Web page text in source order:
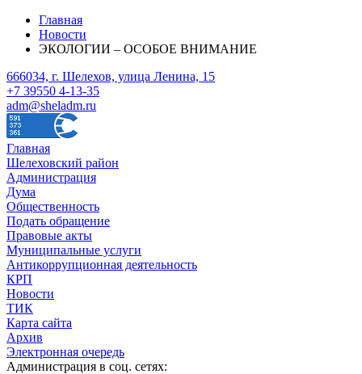
Главная
Новости
ЭКОЛОГИИ – ОСОБОЕ ВНИМАНИЕ
666034, г. Шелехов, улица Ленина, 15
+7 39550 4-13-35
adm@sheladm.ru
Главная
Шелеховский район
Администрация
Дума
Общественность
Подать обращение
Правовые акты
Муниципальные услуги
Антикоррупционная деятельность
КРП
Новости
ТИК
Карта сайта
Архив
Электронная очередь
Администрация в соц. сетях: